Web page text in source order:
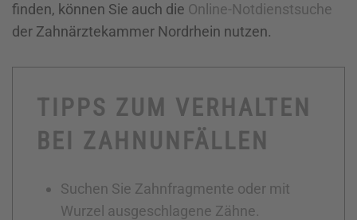
finden, können Sie auch die Online-Notdienstsuche
der Zahnärztekammer Nordrhein nutzen.
TIPPS ZUM VERHALTEN
BEI ZAHNUNFÄLLEN
Suchen Sie Zahnfragmente oder mit
Wurzel ausgeschlagene Zähne.